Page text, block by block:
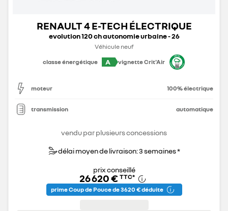
RENAULT 4 E-TECH ÉLECTRIQUE
evolution 120 ch autonomie urbaine - 26
Véhicule neuf
classe énergétique
A vignette Crit'Air
moteur 100% électrique
transmission automatique
vendu par plusieurs concessions
délai moyen de livraison: 3 semaines *
prix conseillé
26 620 € TTC*
prime Coup de Pouce de 3 620 € déduite